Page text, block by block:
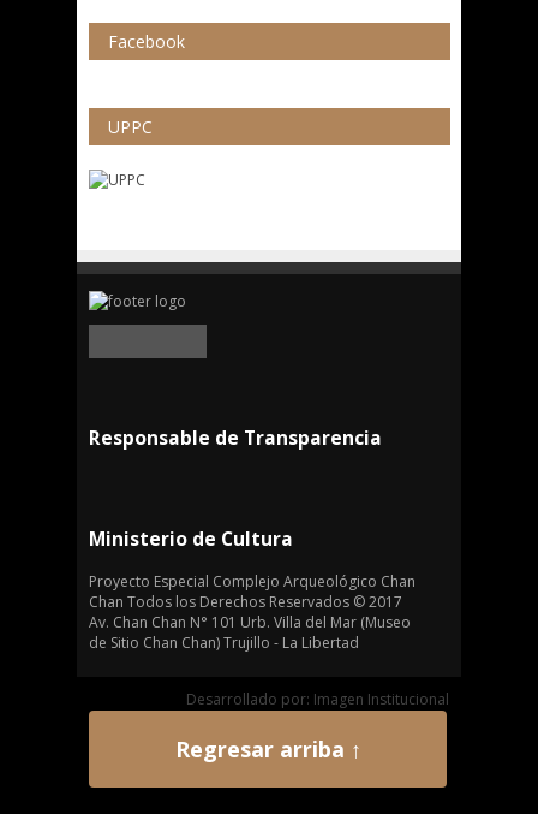
Facebook
UPPC
Responsable de Transparencia
Ministerio de Cultura
Proyecto Especial Complejo Arqueológico Chan
Chan Todos los Derechos Reservados © 2017
Av. Chan Chan N° 101 Urb. Villa del Mar (Museo
de Sitio Chan Chan) Trujillo - La Libertad
Desarrollado por: Imagen Institucional
Regresar arriba ↑